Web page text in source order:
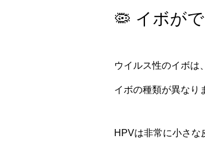
🦠 イボが
ウイルス性のイボは、
イボの種類が異なり
HPVは非常に小さな